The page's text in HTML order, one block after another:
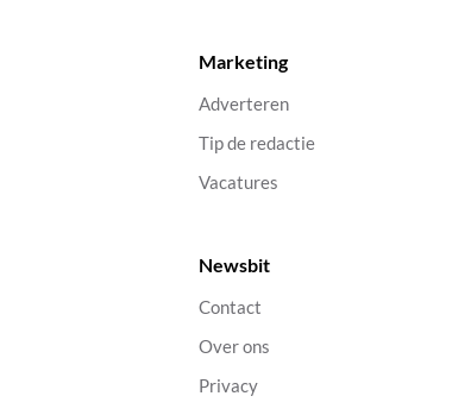
Marketing
Adverteren
Tip de redactie
Vacatures
Newsbit
Contact
Over ons
Privacy